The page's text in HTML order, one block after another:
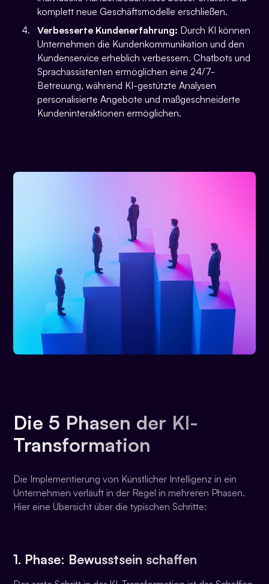
komplett neue Geschäftsmodelle erschließen.
Verbesserte Kundenerfahrung: Durch KI können
Unternehmen die Kundenkommunikation und den
Kundenservice erheblich verbessern. Chatbots und
Sprachassistenten ermöglichen eine 24/7-
Betreuung, während KI-gestützte Analysen
personalisierte Angebote und maßgeschneiderte
Kundeninteraktionen ermöglichen.
Die 5 Phasen der KI-
Transformation
Die Implementierung von Künstlicher Intelligenz in ein
Unternehmen verläuft in der Regel in mehreren Phasen.
Hier eine Übersicht über die typischen Schritte:
1. Phase: Bewusstsein schaffen